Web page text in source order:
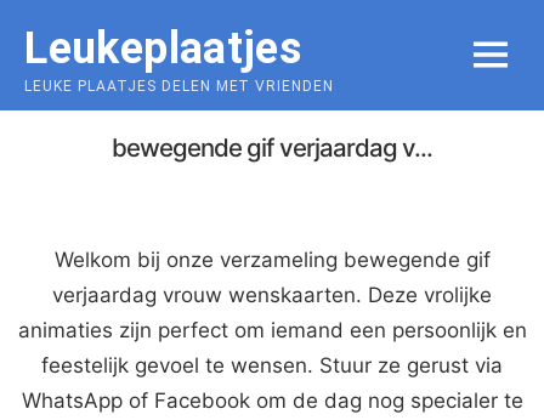
content
Leukeplaatjes
LEUKE PLAATJES DELEN MET VRIENDEN
MENU
bewegende gif verjaardag v...
Welkom bij onze verzameling bewegende gif
verjaardag vrouw wenskaarten. Deze vrolijke
animaties zijn perfect om iemand een persoonlijk en
feestelijk gevoel te wensen. Stuur ze gerust via
WhatsApp of Facebook om de dag nog specialer te